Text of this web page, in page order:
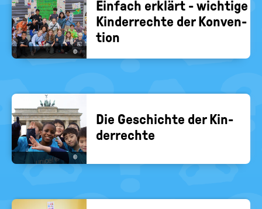
©
Ein­fach er­klärt - wich­ti­ge
Kin­der­rech­te der Kon­ven­
ti­on
©
Die Ge­schich­te der Kin­
der­rech­te